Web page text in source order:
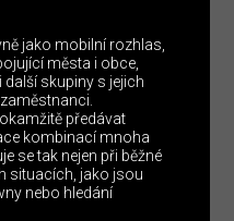
jako mobilní rozhlas,
města i obce,
skupiny s jejich
předávat
kombinací mnoha
se tak nejen při běžné
situacích, jako jsou
nebo hledání